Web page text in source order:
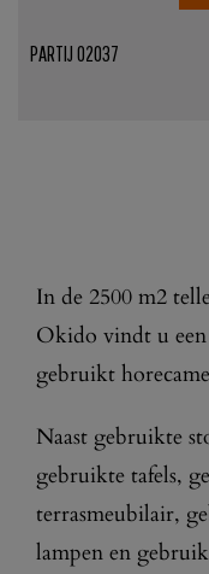
PARTIJ 02037
In de 2500 m2
Okido vindt u
gebruikt
Naast gebruikte
gebruikte tafels,
terrasmeubilair,
lampen en